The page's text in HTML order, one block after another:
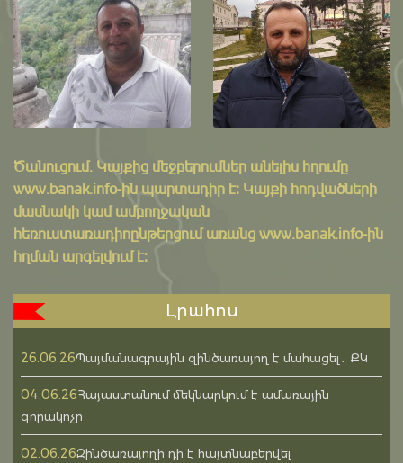
Ծանուցում․ Կայքից մեջբերումներ անելիս հղումը
www.banak.info-ին պարտադիր է: Կայքի հոդվածների
մասնակի կամ ամբողջական
հեռուստառադիոընթերցում առանց www.banak.info-ին
հղման արգելվում է:
Լրահոս
26.06.26Պայմանագրային զինծառայող է մահացել․ ՔԿ
04.06.26Հայաստանում մեկնարկում է ամառային
զորակոչը
02.06.26Զինծառայողի դի է հայտնաբերվել